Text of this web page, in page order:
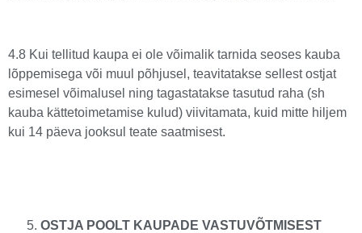
4.8 Kui tellitud kaupa ei ole võimalik tarnida seoses kauba
lõppemisega või muul põhjusel, teavitatakse sellest ostjat
esimesel võimalusel ning tagastatakse tasutud raha (sh
kauba kättetoimetamise kulud) viivitamata, kuid mitte hiljem
kui 14 päeva jooksul teate saatmisest.
OSTJA POOLT KAUPADE VASTUVÕTMISEST